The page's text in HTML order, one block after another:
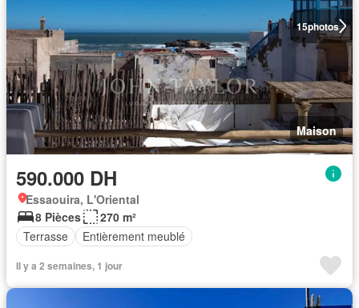
15photos
Maison
590.000 DH
Essaouira, L'Oriental
8 Pièces
270 m²
Terrasse
Entièrement meublé
Il y a 2 semaines, 1 jour